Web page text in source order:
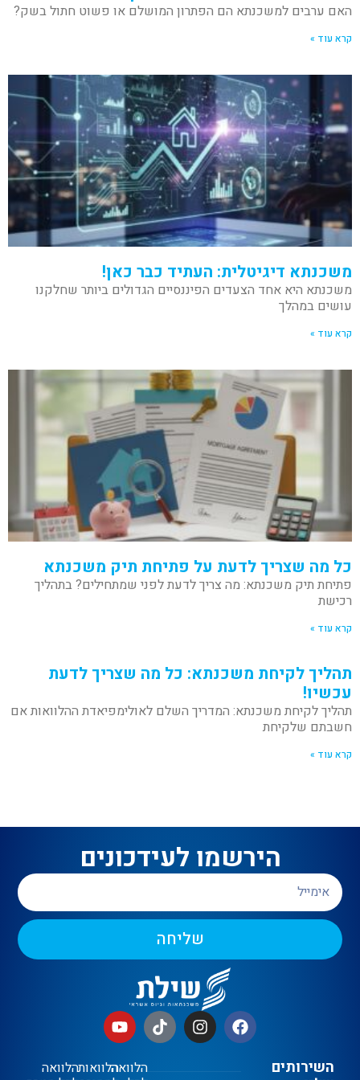
האם ערבים למשכנתא הם הפתרון המושלם או פשוט חתול בשק?
קרא עוד »
משכנתא דיגיטלית: העתיד כבר כאן!
משכנתא היא אחד הצעדים הפיננסיים הגדולים ביותר שחלקנו
עושים במהלך
קרא עוד »
כל מה שצריך לדעת על פתיחת תיק משכנתא
פתיחת תיק משכנתא: מה צריך לדעת לפני שמתחילים? בתהליך
רכישת
קרא עוד »
תהליך לקיחת משכנתא: כל מה שצריך לדעת
עכשיו!
תהליך לקיחת משכנתא: המדריך השלם לאולימפיאדת ההלוואות אם
חשבתם שלקיחת
קרא עוד »
הירשמו לעידכונים
שליחה
השירותים הלוואההלוואותהלוואה